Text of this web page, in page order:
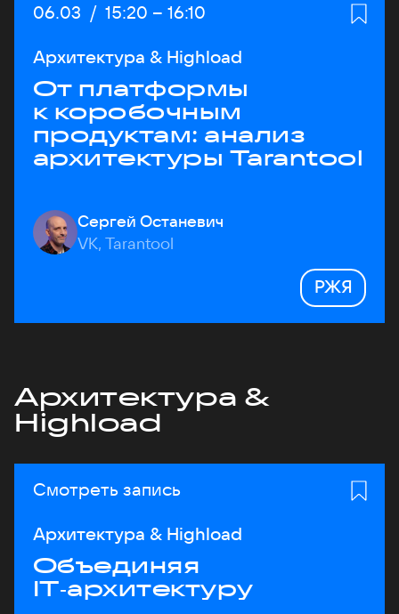
Дата:
06.03 / Начало:
15:20 – Конец:
16:10
Архитектура & Highload
От платформы
к коробочным
продуктам: анализ
архитектуры Tarantool
Сергей Останевич
VK, Tarantool
РЖЯ
Архитектура &
Highload
Смотреть запись
Архитектура & Highload
Объединяя
IT‑архитектуру